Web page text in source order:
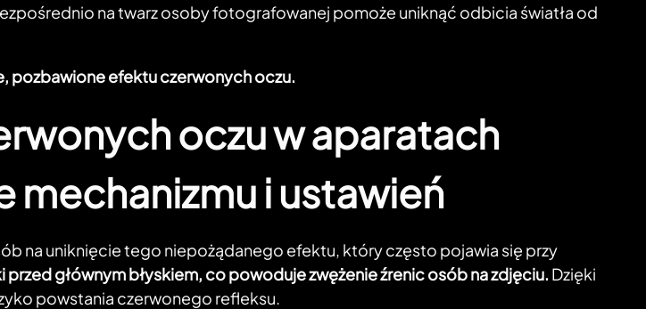
na twarz osoby fotografowanej pomoże uniknąć odbicia światła od
pozbawione efektu czerwonych oczu.
oczu w aparatach
i ustawień
na uniknięcie tego niepożądanego efektu, który często pojawia się przy
przed głównym błyskiem, co powoduje zwężenie źrenic osób na zdjęciu. Dzięki
powstania czerwonego refleksu.